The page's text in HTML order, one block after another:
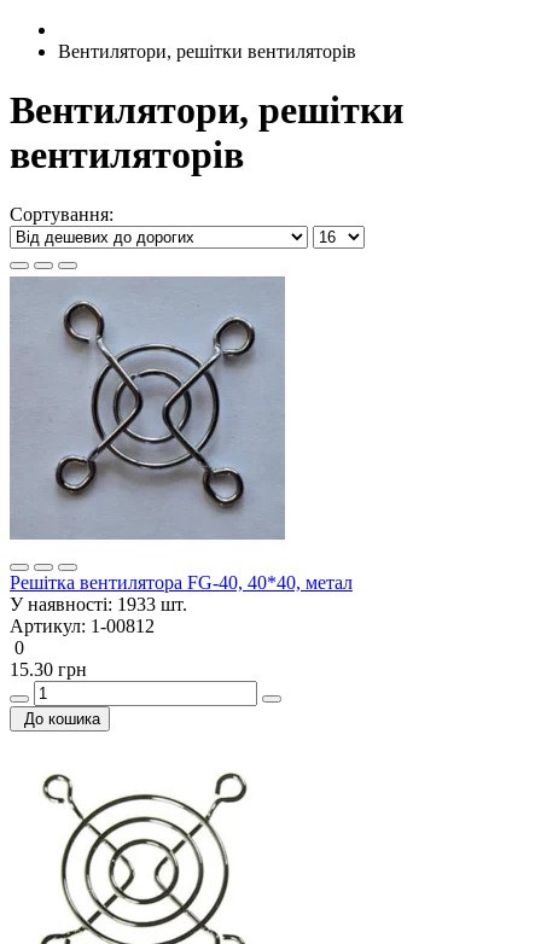
Вентилятори, решітки вентиляторів
Вентилятори, решітки
вентиляторів
Сортування:
Решітка вентилятора FG-40, 40*40, метал
У наявності: 1933 шт.
Артикул: 1-00812
0
15.30 грн
До кошика